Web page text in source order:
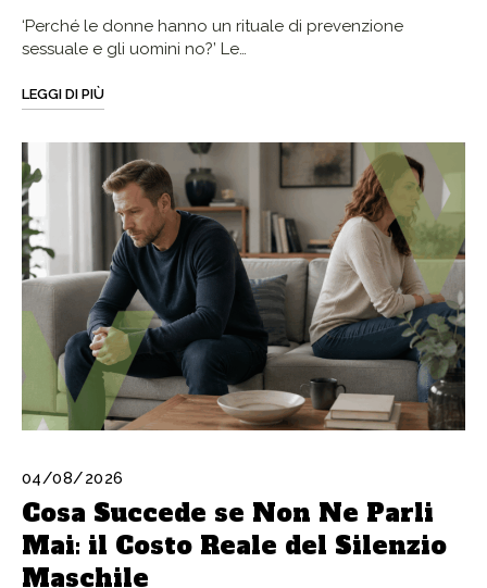
‘Perché le donne hanno un rituale di prevenzione
sessuale e gli uomini no?’ Le…
LEGGI DI PIÙ
04/08/2026
Cosa Succede se Non Ne Parli
Mai: il Costo Reale del Silenzio
Maschile